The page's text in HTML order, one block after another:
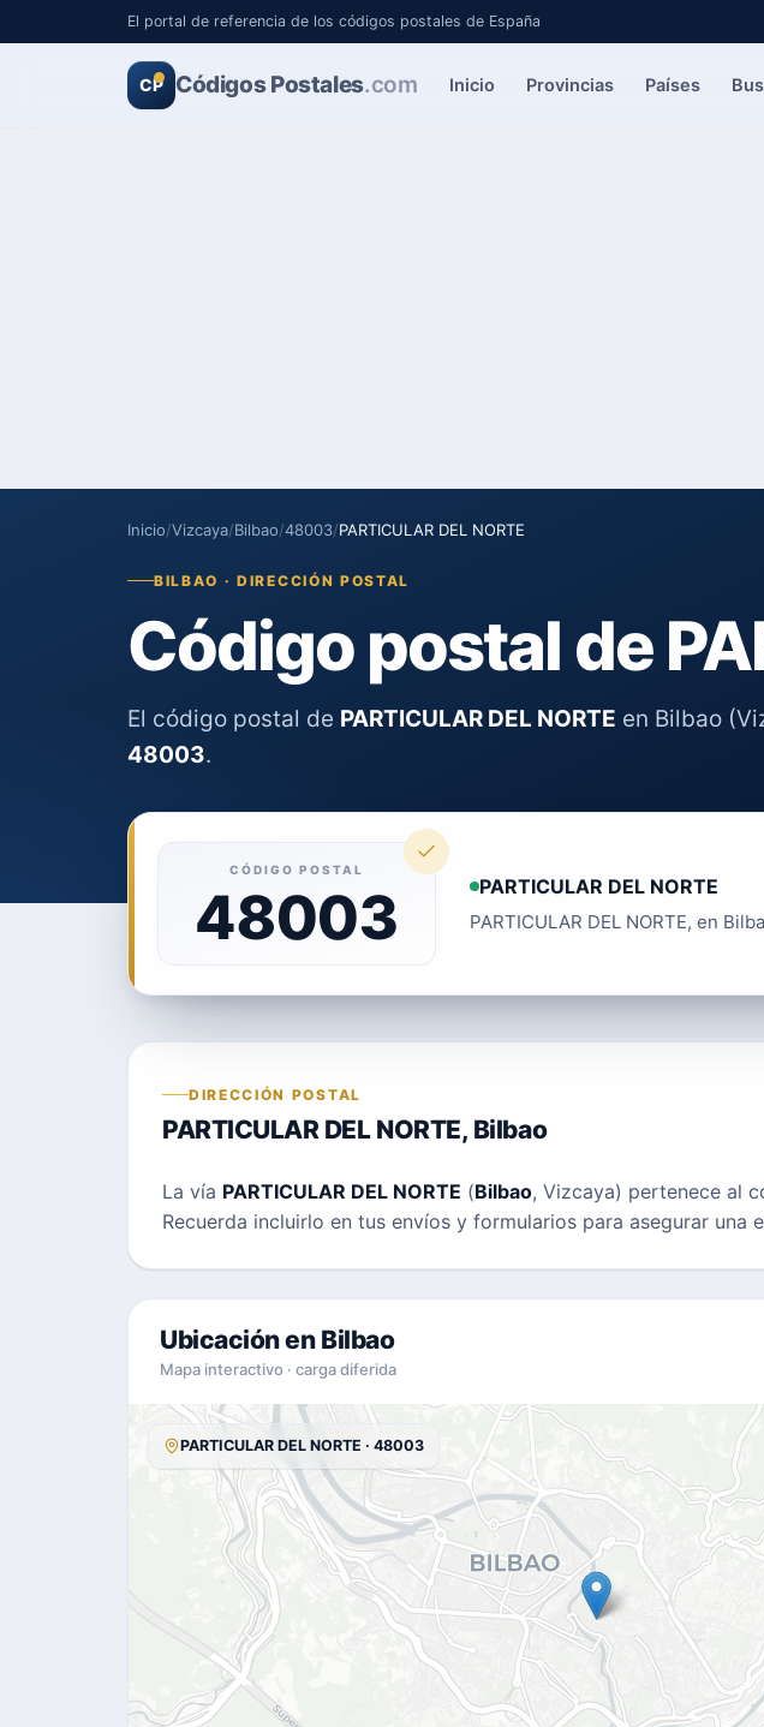
El portal de referencia de los códigos postales de España
CP Códigos Postales.com Inicio Provincias Países
Inicio/Vizcaya/Bilbao/48003/PARTICULAR DEL NORTE
BILBAO · DIRECCIÓN POSTAL
Código postal de
El código postal de PARTICULAR DEL NORTE en Bilbao
48003.
CÓDIGO POSTAL
48003 PARTICULAR DEL NORTE
PARTICULAR DEL NORTE, en
DIRECCIÓN POSTAL
PARTICULAR DEL NORTE, Bilbao
La vía PARTICULAR DEL NORTE (Bilbao, Vizcaya) pertenece al
Recuerda incluirlo en tus envíos y formularios para asegurar una
Ubicación en Bilbao
Mapa interactivo · carga diferida
PARTICULAR DEL NORTE · 48003